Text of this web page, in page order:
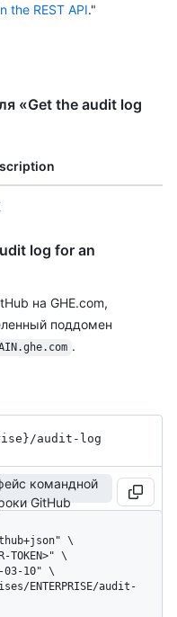
the REST API."
«Get the audit log
log for an
на GHE.com,
поддомен
.
/audit-log
командной
GitHub